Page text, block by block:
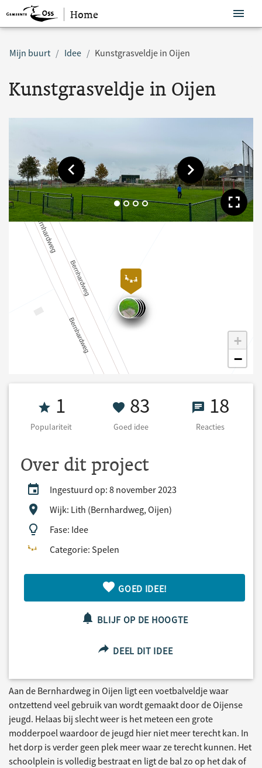
Sla navigatie over
Home
Mijn buurt Idee Kunstgrasveldje in Oijen
Kunstgrasveldje in Oijen
Toon vorige afbeelding Toon volgende
+
−
Populariteit 1
1
Populariteit
83 Goed idee
83
Goed idee
1818
Reacties
Over dit project
Ingestuurd op: 8 november 2023
Wijk: Lith (Bernhardweg, Oijen)
Fase: Idee
Categorie: Spelen
GOED IDEE!
BLIJF OP DE HOOGTE
DEEL DIT IDEE
Aan de Bernhardweg in Oijen ligt een voetbalveldje waar
ontzettend veel gebruik van wordt gemaakt door de Oijense
jeugd. Helaas bij slecht weer is het meteen een grote
modderpoel waardoor de jeugd hier niet meer terecht kan. In
het dorp is verder geen plek meer waar ze terecht kunnen. Het
schoolplein is volledig bestraat en ligt de bal zo op het dak of